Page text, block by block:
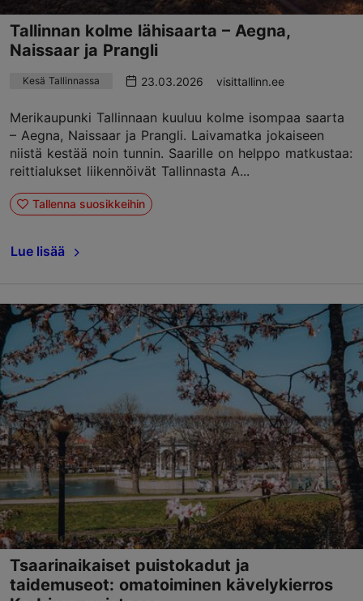
Tallinnan kolme lähisaarta – Aegna,
Naissaar ja Prangli
Kesä Tallinnassa 23.03.2026 visittallinn.ee
Merikaupunki Tallinnaan kuuluu kolme isompaa saarta
– Aegna, Naissaar ja Prangli. Laivamatka jokaiseen
niistä kestää noin tunnin. Saarille on helppo matkustaa:
reittialukset liikennöivät Tallinnasta A...
Tallenna suosikkeihin
Lue lisää
Tsaarinaikaiset puistokadut ja
taidemuseot: omatoiminen kävelykierros